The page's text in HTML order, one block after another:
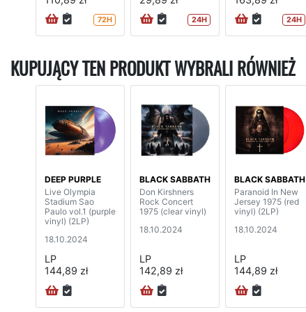
72H 24H 24H
KUPUJĄCY TEN PRODUKT WYBRALI RÓWNIEŻ
DEEP PURPLE
Live Olympia
Stadium Sao
Paulo vol.1 (purple
vinyl) (2LP)
18.10.2024
LP
144,89 zł
BLACK SABBATH
Don Kirshners
Rock Concert
1975 (clear vinyl)
18.10.2024
LP
142,89 zł
BLACK SABBATH
Paranoid In New
Jersey 1975 (red
vinyl) (2LP)
18.10.2024
LP
144,89 zł